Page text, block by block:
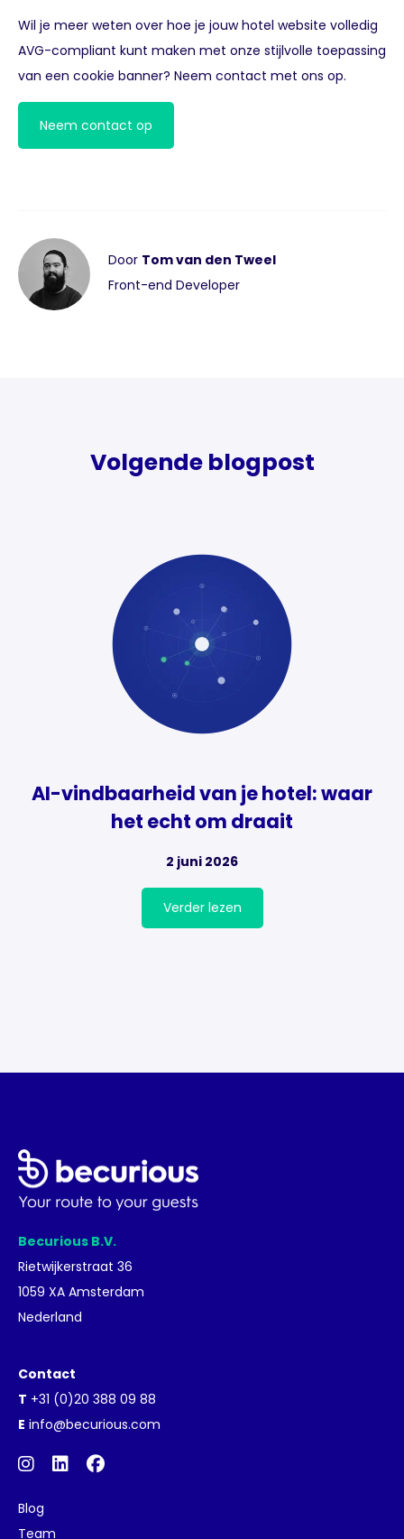
Wil je meer weten over hoe je jouw hotel website volledig
AVG-compliant kunt maken met onze stijlvolle toepassing
van een cookie banner? Neem contact met ons op.
Neem contact op
Door Tom van den Tweel
Front-end Developer
Volgende blogpost
AI-vindbaarheid van je hotel: waar
het echt om draait
2 juni 2026
Verder lezen
Becurious B.V.
Rietwijkerstraat 36
1059 XA Amsterdam
Nederland
Contact
T +31 (0)20 388 09 88
E info@becurious.com
Blog
Team